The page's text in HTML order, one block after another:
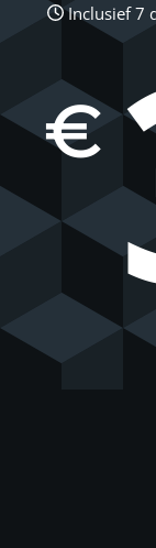
Inclusief 7
€